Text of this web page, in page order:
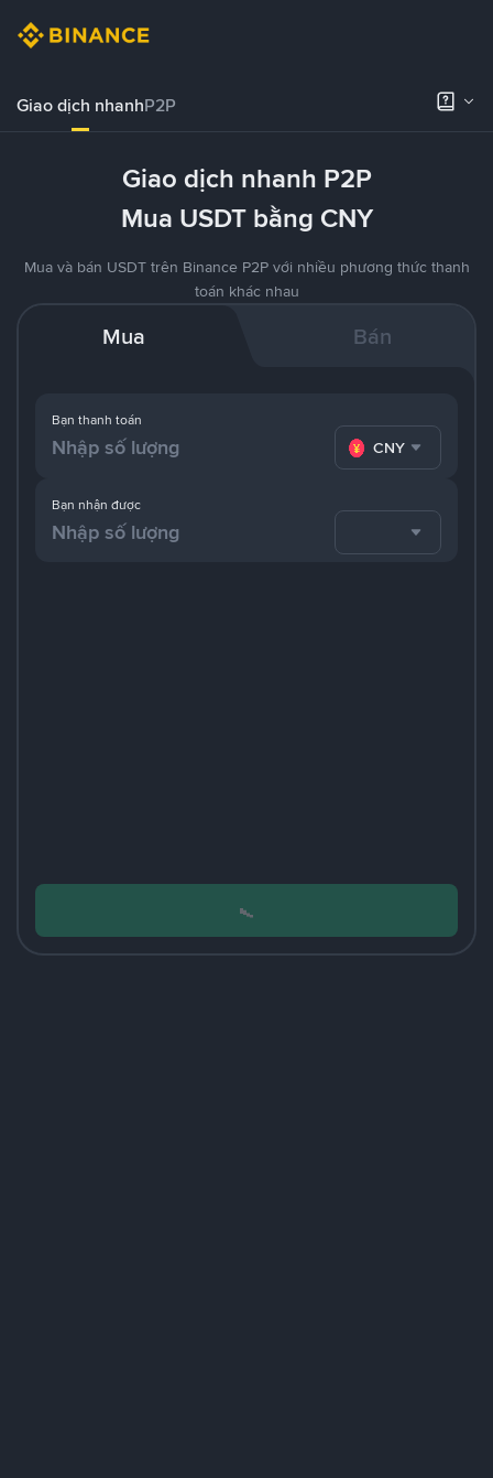
Giao dịch nhanhP2P
Giao dịch nhanh P2P
Mua USDT bằng CNY
Mua và bán USDT trên Binance P2P với nhiều phương thức thanh
toán khác nhau
Mua Bán
Bạn thanh toán
CNY
Bạn nhận được